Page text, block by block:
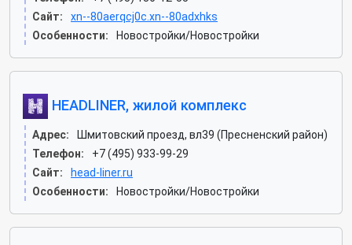
Сайт:
xn--80aerqcj0c.xn--80adxhks
Особенности:
Новостройки/Новостройки
HEADLINER, жилой комплекс
Адрес:
Шмитовский проезд, вл39 (Пресненский район)
Телефон:
+7 (495) 933-99-29
Сайт:
head-liner.ru
Особенности:
Новостройки/Новостройки